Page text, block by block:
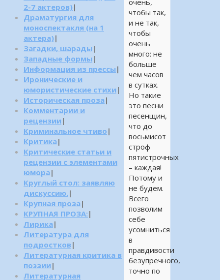
очень,
чтобы так,
и не так,
чтобы
очень
много: не
больше
чем часов
в сутках.
Но такие
это песни
песенщин,
что до
восьмисот
строф
пятистрочных
– каждая!
Потому и
не будем.
Всего
позволим
себе
усомниться
в
правдивости
безупречного,
точно по
2-7 актеров) |
Драматургия для
моноспектакля (на 1
актера) |
Загадки, шарады |
Западные формы |
Информация из прессы |
Иронические и
юмористические стихи |
Историческая проза |
Комментарии и
рецензии |
Криминальное чтиво |
Критика |
Критические статьи и
рецензии с элементами
юмора |
Круглый стол: заявляю
дискуссию. |
Крупная проза |
КРУПНАЯ ПРОЗА: |
Лирика |
Литература для
подростков |
Литературная критика в
поэзии |
Литературная